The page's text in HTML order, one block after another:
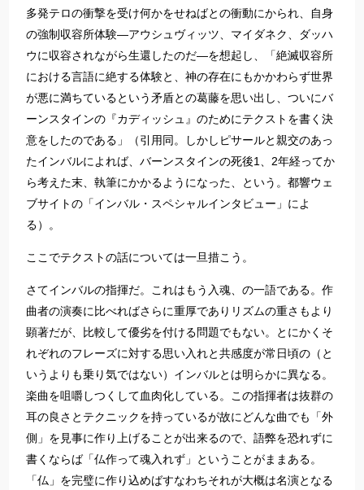
多発テロの衝撃を受け何かをせねばとの衝動にかられ、自身
の強制収容所体験―アウシュヴィッツ、マイダネク、ダッハ
ウに収容されながら生還したのだ―を想起し、「絶滅収容所
における言語に絶する体験と、神の存在にもかかわらず世界
が悪に満ちているという矛盾との葛藤を思い出し、ついにバ
ーンスタインの『カディッシュ』のためにテクストを書く決
意をしたのである」（引用同。しかしピサールと親交のあっ
たインバルによれば、バーンスタインの死後1、2年経ってか
ら考えた末、執筆にかかるようになった、という。都響ウェ
ブサイトの「インバル・スペシャルインタビュー」によ
る）。
ここでテクストの話については一旦措こう。
さてインバルの指揮だ。これはもう入魂、の一語である。作
曲者の演奏に比べればさらに重厚でありリズムの重さもより
顕著だが、比較して優劣を付ける問題でもない。とにかくそ
れぞれのフレーズに対する思い入れと共感度が常日頃の（と
いうよりも乗り気ではない）インバルとは明らかに異なる。
楽曲を咀嚼しつくして血肉化している。この指揮者は抜群の
耳の良さとテクニックを持っているが故にどんな曲でも「外
側」を見事に作り上げることが出来るので、語弊を恐れずに
書くならば「仏作って魂入れず」ということがままある。
「仏」を完璧に作り込めばすなわちそれが大概は名演となる